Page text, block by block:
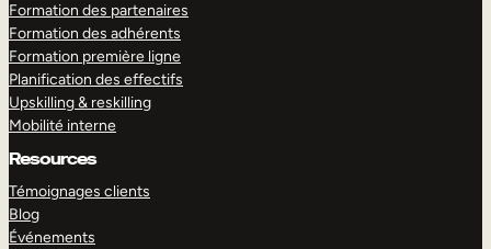
Formation des partenaires
Formation des adhérents
Formation première ligne
Planification des effectifs
Upskilling & reskilling
Mobilité interne
Resources
Témoignages clients
Blog
Événements